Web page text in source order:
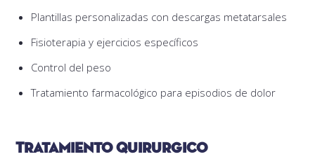
Plantillas personalizadas con descargas metatarsales
Fisioterapia y ejercicios específicos
Control del peso
Tratamiento farmacológico para episodios de dolor
Tratamiento quirurgico